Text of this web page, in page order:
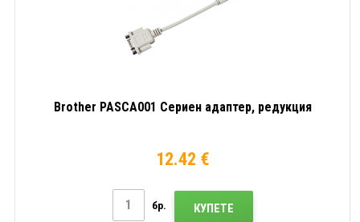
Brother PASCA001 Сериен адаптер, редукция
12.42 €
бр. КУПЕТЕ